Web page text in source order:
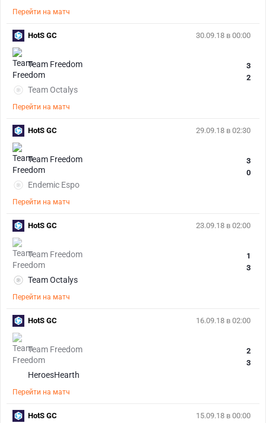
Перейти на матч
30.09.18 в 00:00
Team Freedom
Team Octalys
3
2
Перейти на матч
HotS GC
29.09.18 в 02:30
Team Freedom
Endemic Espo
3
0
Перейти на матч
HotS GC
23.09.18 в 02:00
Team Freedom
Team Octalys
1
3
Перейти на матч
HotS GC
16.09.18 в 02:00
Team Freedom
HeroesHearth
2
3
Перейти на матч
HotS GC
15.09.18 в 00:00
HotS GC